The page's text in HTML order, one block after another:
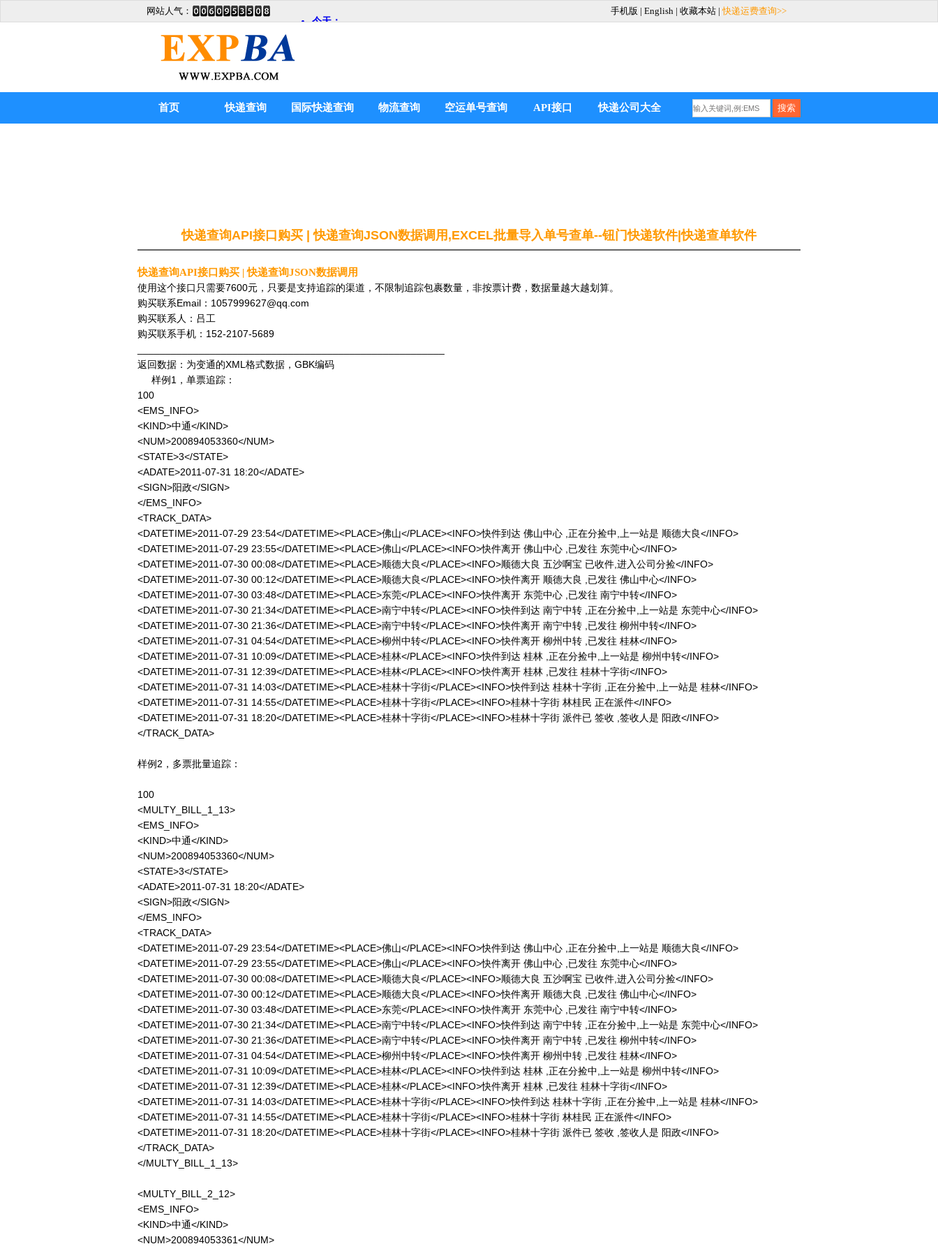
网站人气： 手机版 | English | 收藏本站 |快递运费查询>>
首页 快递查询 国际快递查询 物流查询 空运单号查询 API接口 快递公司大全
快递查询API接口购买 | 快递查询JSON数据调用,EXCEL批量导入单号查单--钮门快递软件|快递查单软件
快递查询API接口购买 | 快递查询JSON数据调用
使用这个接口只需要7600元，只要是支持追踪的渠道，不限制追踪包裹数量，非按票计费，数据量越大越划算。
购买联系Email：1057999627@qq.com
购买联系人：吕工
购买联系手机：152-2107-5689
返回数据：为变通的XML格式数据，GBK编码
样例1，单票追踪：
100
<EMS_INFO>
<KIND>中通</KIND>
<NUM>200894053360</NUM>
<STATE>3</STATE>
<ADATE>2011-07-31 18:20</ADATE>
<SIGN>阳政</SIGN>
</EMS_INFO>
<TRACK_DATA>
<DATETIME>2011-07-29 23:54</DATETIME><PLACE>佛山</PLACE><INFO>快件到达 佛山中心 ,正在分捡中,上一站是 顺德大良</INFO>
<DATETIME>2011-07-29 23:55</DATETIME><PLACE>佛山</PLACE><INFO>快件离开 佛山中心 ,已发往 东莞中心</INFO>
<DATETIME>2011-07-30 00:08</DATETIME><PLACE>顺德大良</PLACE><INFO>顺德大良 五沙啊宝 已收件,进入公司分捡</INFO>
<DATETIME>2011-07-30 00:12</DATETIME><PLACE>顺德大良</PLACE><INFO>快件离开 顺德大良 ,已发往 佛山中心</INFO>
<DATETIME>2011-07-30 03:48</DATETIME><PLACE>东莞</PLACE><INFO>快件离开 东莞中心 ,已发往 南宁中转</INFO>
<DATETIME>2011-07-30 21:34</DATETIME><PLACE>南宁中转</PLACE><INFO>快件到达 南宁中转 ,正在分捡中,上一站是 东莞中心</INFO>
<DATETIME>2011-07-30 21:36</DATETIME><PLACE>南宁中转</PLACE><INFO>快件离开 南宁中转 ,已发往 柳州中转</INFO>
<DATETIME>2011-07-31 04:54</DATETIME><PLACE>柳州中转</PLACE><INFO>快件离开 柳州中转 ,已发往 桂林</INFO>
<DATETIME>2011-07-31 10:09</DATETIME><PLACE>桂林</PLACE><INFO>快件到达 桂林 ,正在分捡中,上一站是 柳州中转</INFO>
<DATETIME>2011-07-31 12:39</DATETIME><PLACE>桂林</PLACE><INFO>快件离开 桂林 ,已发往 桂林十字街</INFO>
<DATETIME>2011-07-31 14:03</DATETIME><PLACE>桂林十字街</PLACE><INFO>快件到达 桂林十字街 ,正在分捡中,上一站是 桂林</INFO>
<DATETIME>2011-07-31 14:55</DATETIME><PLACE>桂林十字街</PLACE><INFO>桂林十字街 林桂民 正在派件</INFO>
<DATETIME>2011-07-31 18:20</DATETIME><PLACE>桂林十字街</PLACE><INFO>桂林十字街 派件已 签收 ,签收人是 阳政</INFO>
</TRACK_DATA>
样例2，多票批量追踪：
100
<MULTY_BILL_1_13>
<EMS_INFO>
<KIND>中通</KIND>
<NUM>200894053360</NUM>
<STATE>3</STATE>
<ADATE>2011-07-31 18:20</ADATE>
<SIGN>阳政</SIGN>
</EMS_INFO>
<TRACK_DATA>
<DATETIME>2011-07-29 23:54</DATETIME><PLACE>佛山</PLACE><INFO>快件到达 佛山中心 ,正在分捡中,上一站是 顺德大良</INFO>
<DATETIME>2011-07-29 23:55</DATETIME><PLACE>佛山</PLACE><INFO>快件离开 佛山中心 ,已发往 东莞中心</INFO>
<DATETIME>2011-07-30 00:08</DATETIME><PLACE>顺德大良</PLACE><INFO>顺德大良 五沙啊宝 已收件,进入公司分捡</INFO>
<DATETIME>2011-07-30 00:12</DATETIME><PLACE>顺德大良</PLACE><INFO>快件离开 顺德大良 ,已发往 佛山中心</INFO>
<DATETIME>2011-07-30 03:48</DATETIME><PLACE>东莞</PLACE><INFO>快件离开 东莞中心 ,已发往 南宁中转</INFO>
<DATETIME>2011-07-30 21:34</DATETIME><PLACE>南宁中转</PLACE><INFO>快件到达 南宁中转 ,正在分捡中,上一站是 东莞中心</INFO>
<DATETIME>2011-07-30 21:36</DATETIME><PLACE>南宁中转</PLACE><INFO>快件离开 南宁中转 ,已发往 柳州中转</INFO>
<DATETIME>2011-07-31 04:54</DATETIME><PLACE>柳州中转</PLACE><INFO>快件离开 柳州中转 ,已发往 桂林</INFO>
<DATETIME>2011-07-31 10:09</DATETIME><PLACE>桂林</PLACE><INFO>快件到达 桂林 ,正在分捡中,上一站是 柳州中转</INFO>
<DATETIME>2011-07-31 12:39</DATETIME><PLACE>桂林</PLACE><INFO>快件离开 桂林 ,已发往 桂林十字街</INFO>
<DATETIME>2011-07-31 14:03</DATETIME><PLACE>桂林十字街</PLACE><INFO>快件到达 桂林十字街 ,正在分捡中,上一站是 桂林</INFO>
<DATETIME>2011-07-31 14:55</DATETIME><PLACE>桂林十字街</PLACE><INFO>桂林十字街 林桂民 正在派件</INFO>
<DATETIME>2011-07-31 18:20</DATETIME><PLACE>桂林十字街</PLACE><INFO>桂林十字街 派件已 签收 ,签收人是 阳政</INFO>
</TRACK_DATA>
</MULTY_BILL_1_13>
<MULTY_BILL_2_12>
<EMS_INFO>
<KIND>中通</KIND>
<NUM>200894053361</NUM>